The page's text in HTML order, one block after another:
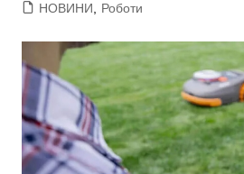
НОВИНИ
Роботи